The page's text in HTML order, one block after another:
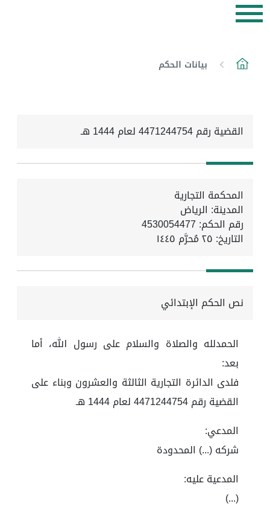
بيانات الحكم
القضية رقم 4471244754 لعام 1444 هـ
المحكمة التجارية
المدينة: الرياض
رقم الحكم: 4530054477
التاريخ: ٢٥ مُحرَّم ١٤٤٥
نص الحكم الإبتدائي
الحمدلله والصلاة والسلام على رسول الله، أما
بعد:
فلدى الدائرة التجارية الثالثة والعشرون وبناء على
القضية رقم 4471244754 لعام 1444 هـ
المدعي:
شركه (...) المحدودة
المدعية عليه:
(...)